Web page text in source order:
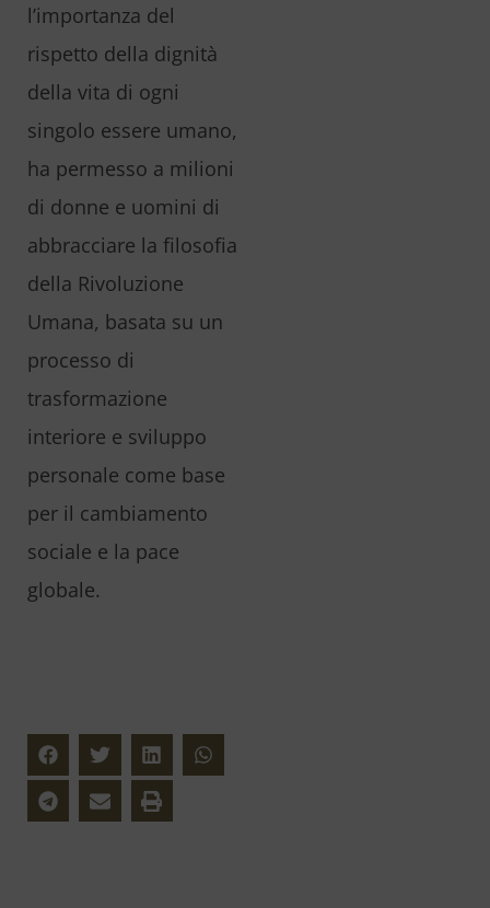
l’importanza del
rispetto della dignità
della vita di ogni
singolo essere umano,
ha permesso a milioni
di donne e uomini di
abbracciare la filosofia
della Rivoluzione
Umana, basata su un
processo di
trasformazione
interiore e sviluppo
personale come base
per il cambiamento
sociale e la pace
globale.